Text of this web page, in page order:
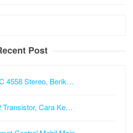
Post
4558 Stereo, Berik…
Transistor, Cara Ke…